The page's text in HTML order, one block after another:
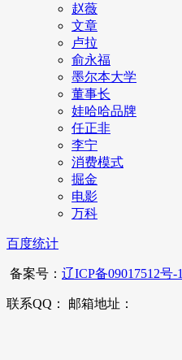
赵薇
文章
卢拉
俞永福
墨尔本大学
董事长
娃哈哈品牌
任正非
李宁
消费模式
掘金
电影
万科
百度统计
备案号： 辽ICP备09017512号-1
联系QQ： 邮箱地址：